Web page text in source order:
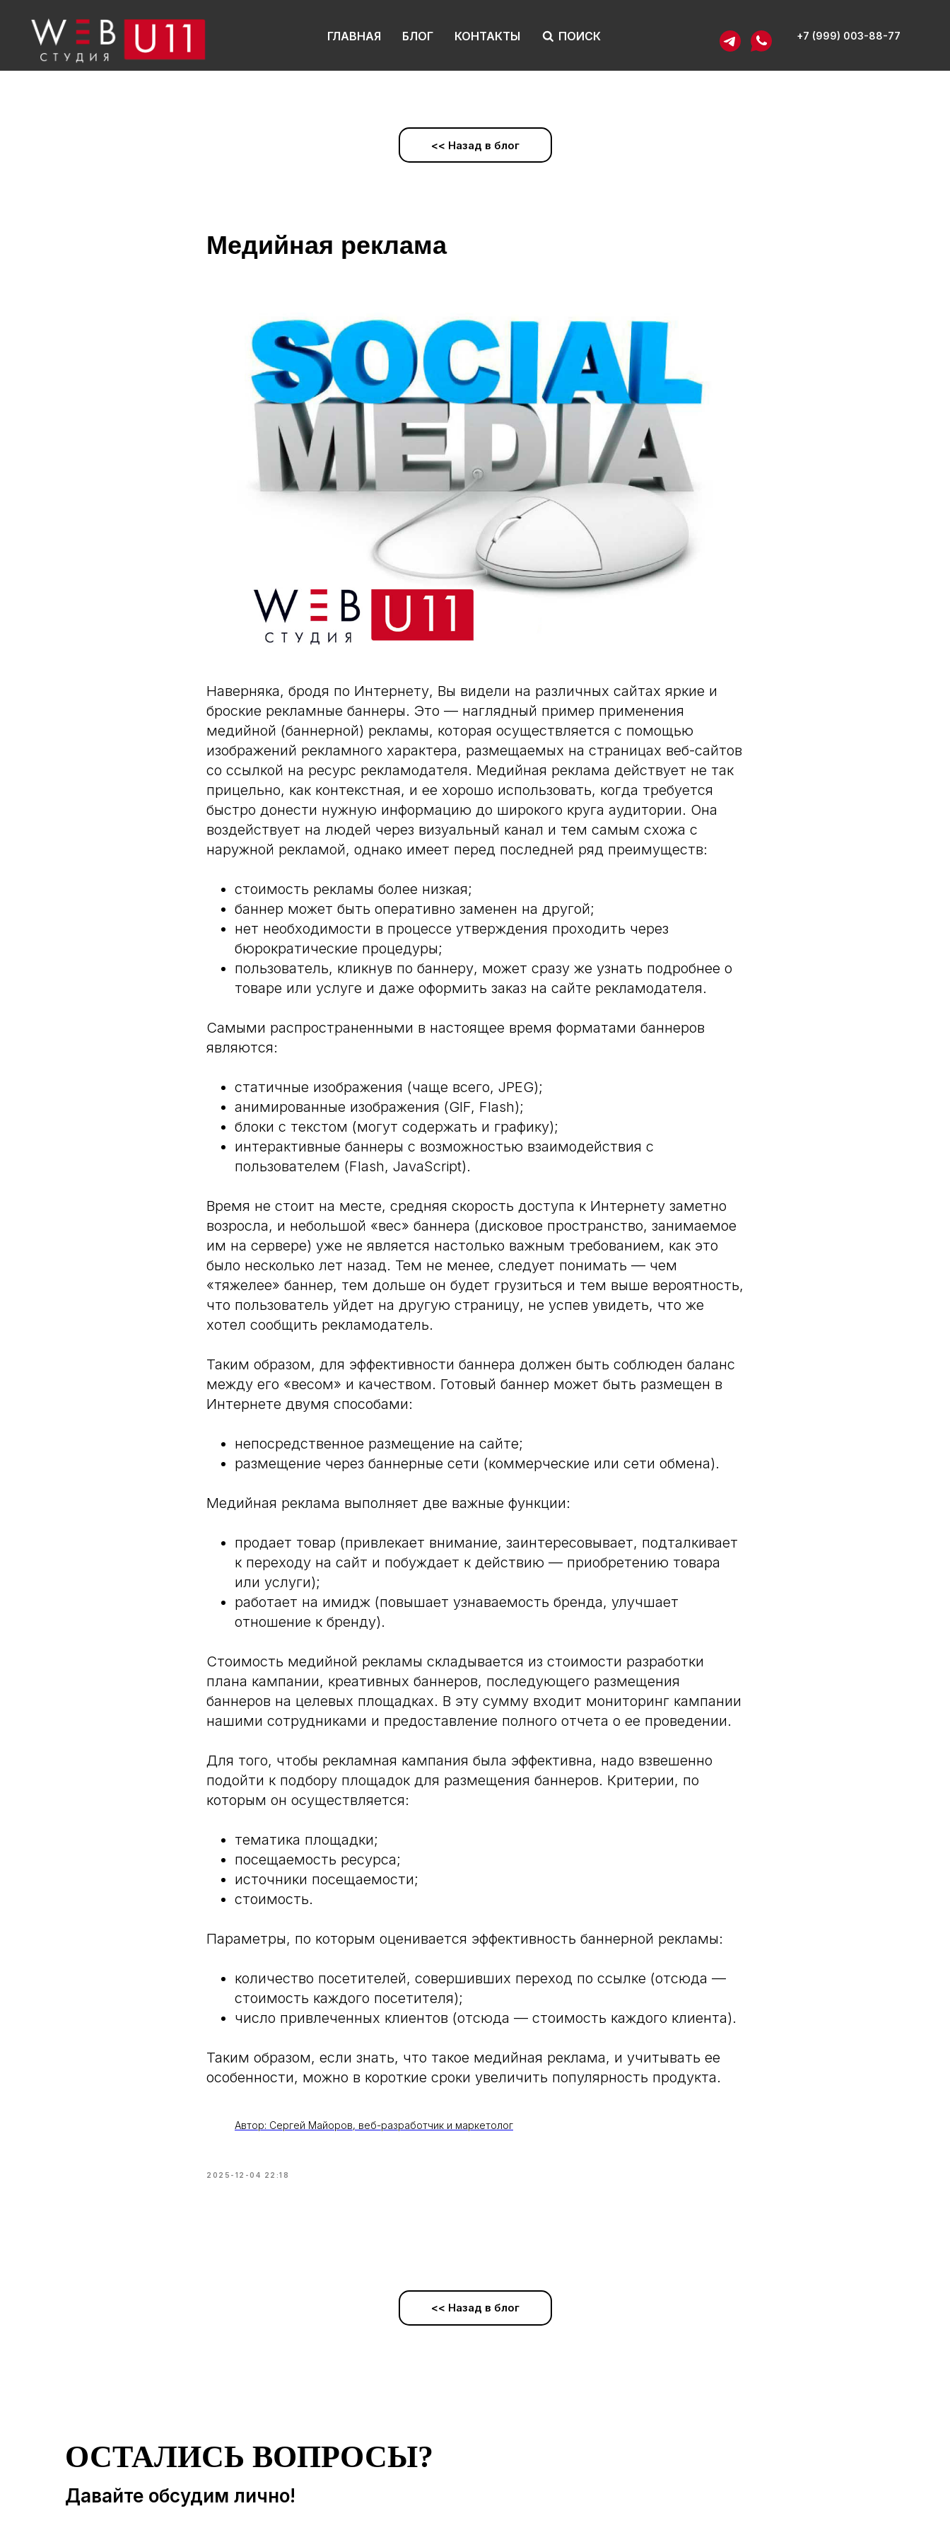
ГЛАВНАЯ БЛОГ КОНТАКТЫ ПОИСК +7 (999) 003-88-77
<< Назад в блог
Медийная реклама
Наверняка, бродя по Интернету, Вы видели на различных сайтах яркие и
броские рекламные баннеры. Это — наглядный пример применения
медийной (баннерной) рекламы, которая осуществляется с помощью
изображений рекламного характера, размещаемых на страницах веб-сайтов
со ссылкой на ресурс рекламодателя. Медийная реклама действует не так
прицельно, как контекстная, и ее хорошо использовать, когда требуется
быстро донести нужную информацию до широкого круга аудитории. Она
воздействует на людей через визуальный канал и тем самым схожа с
наружной рекламой, однако имеет перед последней ряд преимуществ:
стоимость рекламы более низкая;
баннер может быть оперативно заменен на другой;
нет необходимости в процессе утверждения проходить через
бюрократические процедуры;
пользователь, кликнув по баннеру, может сразу же узнать подробнее о
товаре или услуге и даже оформить заказ на сайте рекламодателя.
Самыми распространенными в настоящее время форматами баннеров
являются:
статичные изображения (чаще всего, JPEG);
анимированные изображения (GIF, Flash);
блоки с текстом (могут содержать и графику);
интерактивные баннеры с возможностью взаимодействия с
пользователем (Flash, JavaScript).
Время не стоит на месте, средняя скорость доступа к Интернету заметно
возросла, и небольшой «вес» баннера (дисковое пространство, занимаемое
им на сервере) уже не является настолько важным требованием, как это
было несколько лет назад. Тем не менее, следует понимать — чем
«тяжелее» баннер, тем дольше он будет грузиться и тем выше вероятность,
что пользователь уйдет на другую страницу, не успев увидеть, что же
хотел сообщить рекламодатель.
Таким образом, для эффективности баннера должен быть соблюден баланс
между его «весом» и качеством. Готовый баннер может быть размещен в
Интернете двумя способами:
непосредственное размещение на сайте;
размещение через баннерные сети (коммерческие или сети обмена).
Медийная реклама выполняет две важные функции:
продает товар (привлекает внимание, заинтересовывает, подталкивает
к переходу на сайт и побуждает к действию — приобретению товара
или услуги);
работает на имидж (повышает узнаваемость бренда, улучшает
отношение к бренду).
Стоимость медийной рекламы складывается из стоимости разработки
плана кампании, креативных баннеров, последующего размещения
баннеров на целевых площадках. В эту сумму входит мониторинг кампании
нашими сотрудниками и предоставление полного отчета о ее проведении.
Для того, чтобы рекламная кампания была эффективна, надо взвешенно
подойти к подбору площадок для размещения баннеров. Критерии, по
которым он осуществляется:
тематика площадки;
посещаемость ресурса;
источники посещаемости;
стоимость.
Параметры, по которым оценивается эффективность баннерной рекламы:
количество посетителей, совершивших переход по ссылке (отсюда —
стоимость каждого посетителя);
число привлеченных клиентов (отсюда — стоимость каждого клиента).
Таким образом, если знать, что такое медийная реклама, и учитывать ее
особенности, можно в короткие сроки увеличить популярность продукта.
Автор: Сергей Майоров, веб-разработчик и маркетолог
2025-12-04 22:18
<< Назад в блог
ОСТАЛИСЬ ВОПРОСЫ?
Давайте обсудим лично!